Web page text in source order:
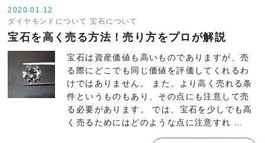
2020.01.12
ダイヤモンドについて 宝石について
宝石を高く売る方法！売り方をプロが解説
宝石は資産価値も高いものでありますが、売
る際にどこでも同じ価値を評価してくれるわ
けではありません。 また、より高く売れる条
件というものもあり、その点にも注意して売
る必要があります。 では、宝石を少しでも高
く売るためにはどのような点に注意すれ …